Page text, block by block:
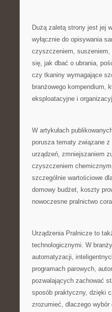
Dużą zaletą strony jest jej
wyłącznie do opisywania
czyszczeniem, suszeniem,
się, jak dbać o ubrania,
czy tkaniny wymagające
branżowego kompendium,
eksploatacyjne i
W artykułach
porusza tematy związane
urządzeń, zmniejszaniem
czyszczeniem
szczególnie wartościowe
domowy budżet, koszty
nowoczesne pralnictwo
Urządzenia Pralnicze to
technologicznymi. W
automatyzacji,
programach parowych,
pozwalających zachować
sposób praktyczny, dzięki
zrozumieć, dlaczego